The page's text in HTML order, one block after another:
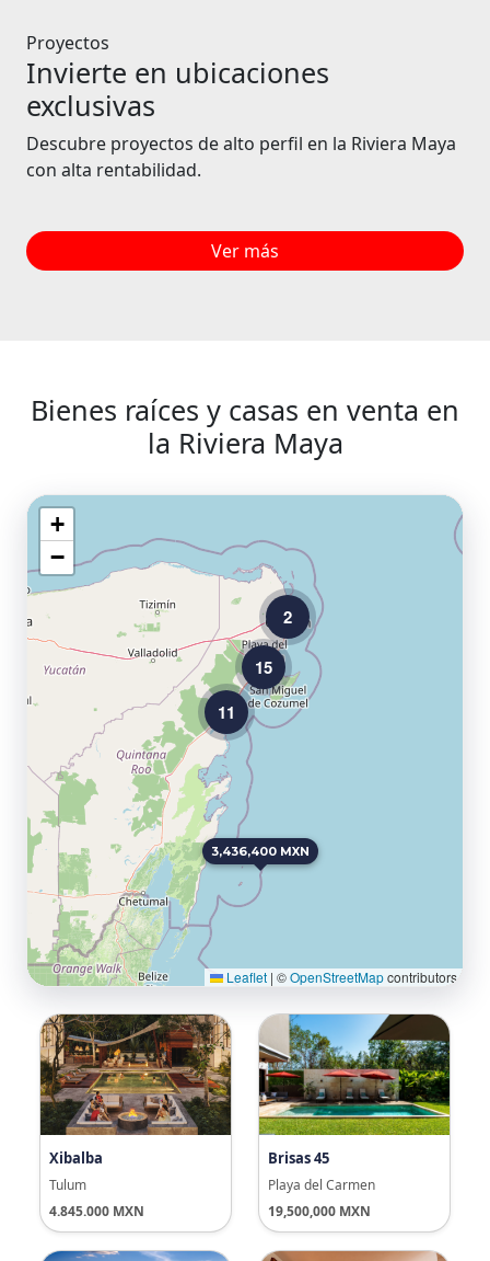
Proyectos
Invierte en ubicaciones
exclusivas
Descubre proyectos de alto perfil en la Riviera Maya
con alta rentabilidad.
Ver más
Bienes raíces y casas en venta en
la Riviera Maya
2
11
15
3,436,400 MXN
+
−
Leaflet | ©OpenStreetMapcontributors
Xibalba
Tulum
4.845.000 MXN
Brisas 45
Playa del Carmen
19,500,000 MXN